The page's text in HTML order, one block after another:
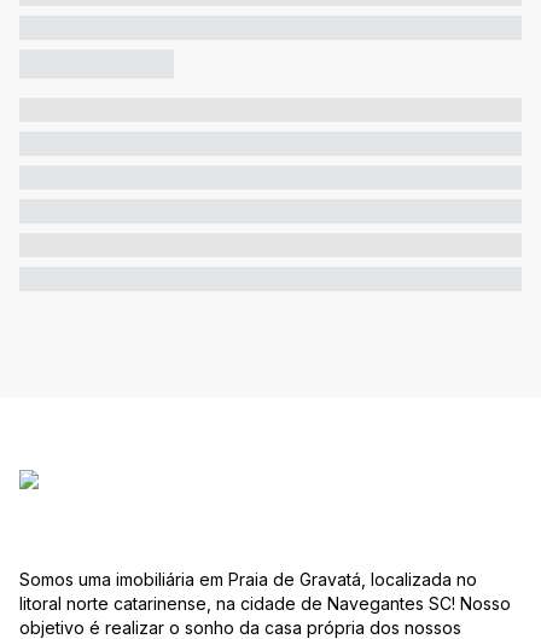
Somos uma imobiliária em Praia de Gravatá, localizada no
litoral norte catarinense, na cidade de Navegantes SC! Nosso
objetivo é realizar o sonho da casa própria dos nossos